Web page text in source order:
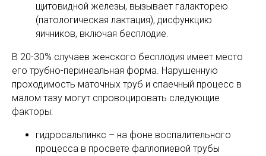
щитовидной железы, вызывает галакторею
(патологическая лактация), дисфункцию
яичников, включая бесплодие.
В 20-30% случаев женского бесплодия имеет место
его трубно-перинеальная форма. Нарушенную
проходимость маточных труб и спаечный процесс в
малом тазу могут спровоцировать следующие
факторы:
гидросальпинкс – на фоне воспалительного
процесса в просвете фаллопиевой трубы